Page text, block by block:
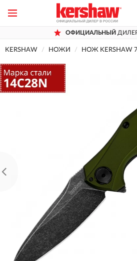
ОФИЦИАЛЬНЫЙДИЛЕР
KERSHAW НОЖИ НОЖ KERSHAW